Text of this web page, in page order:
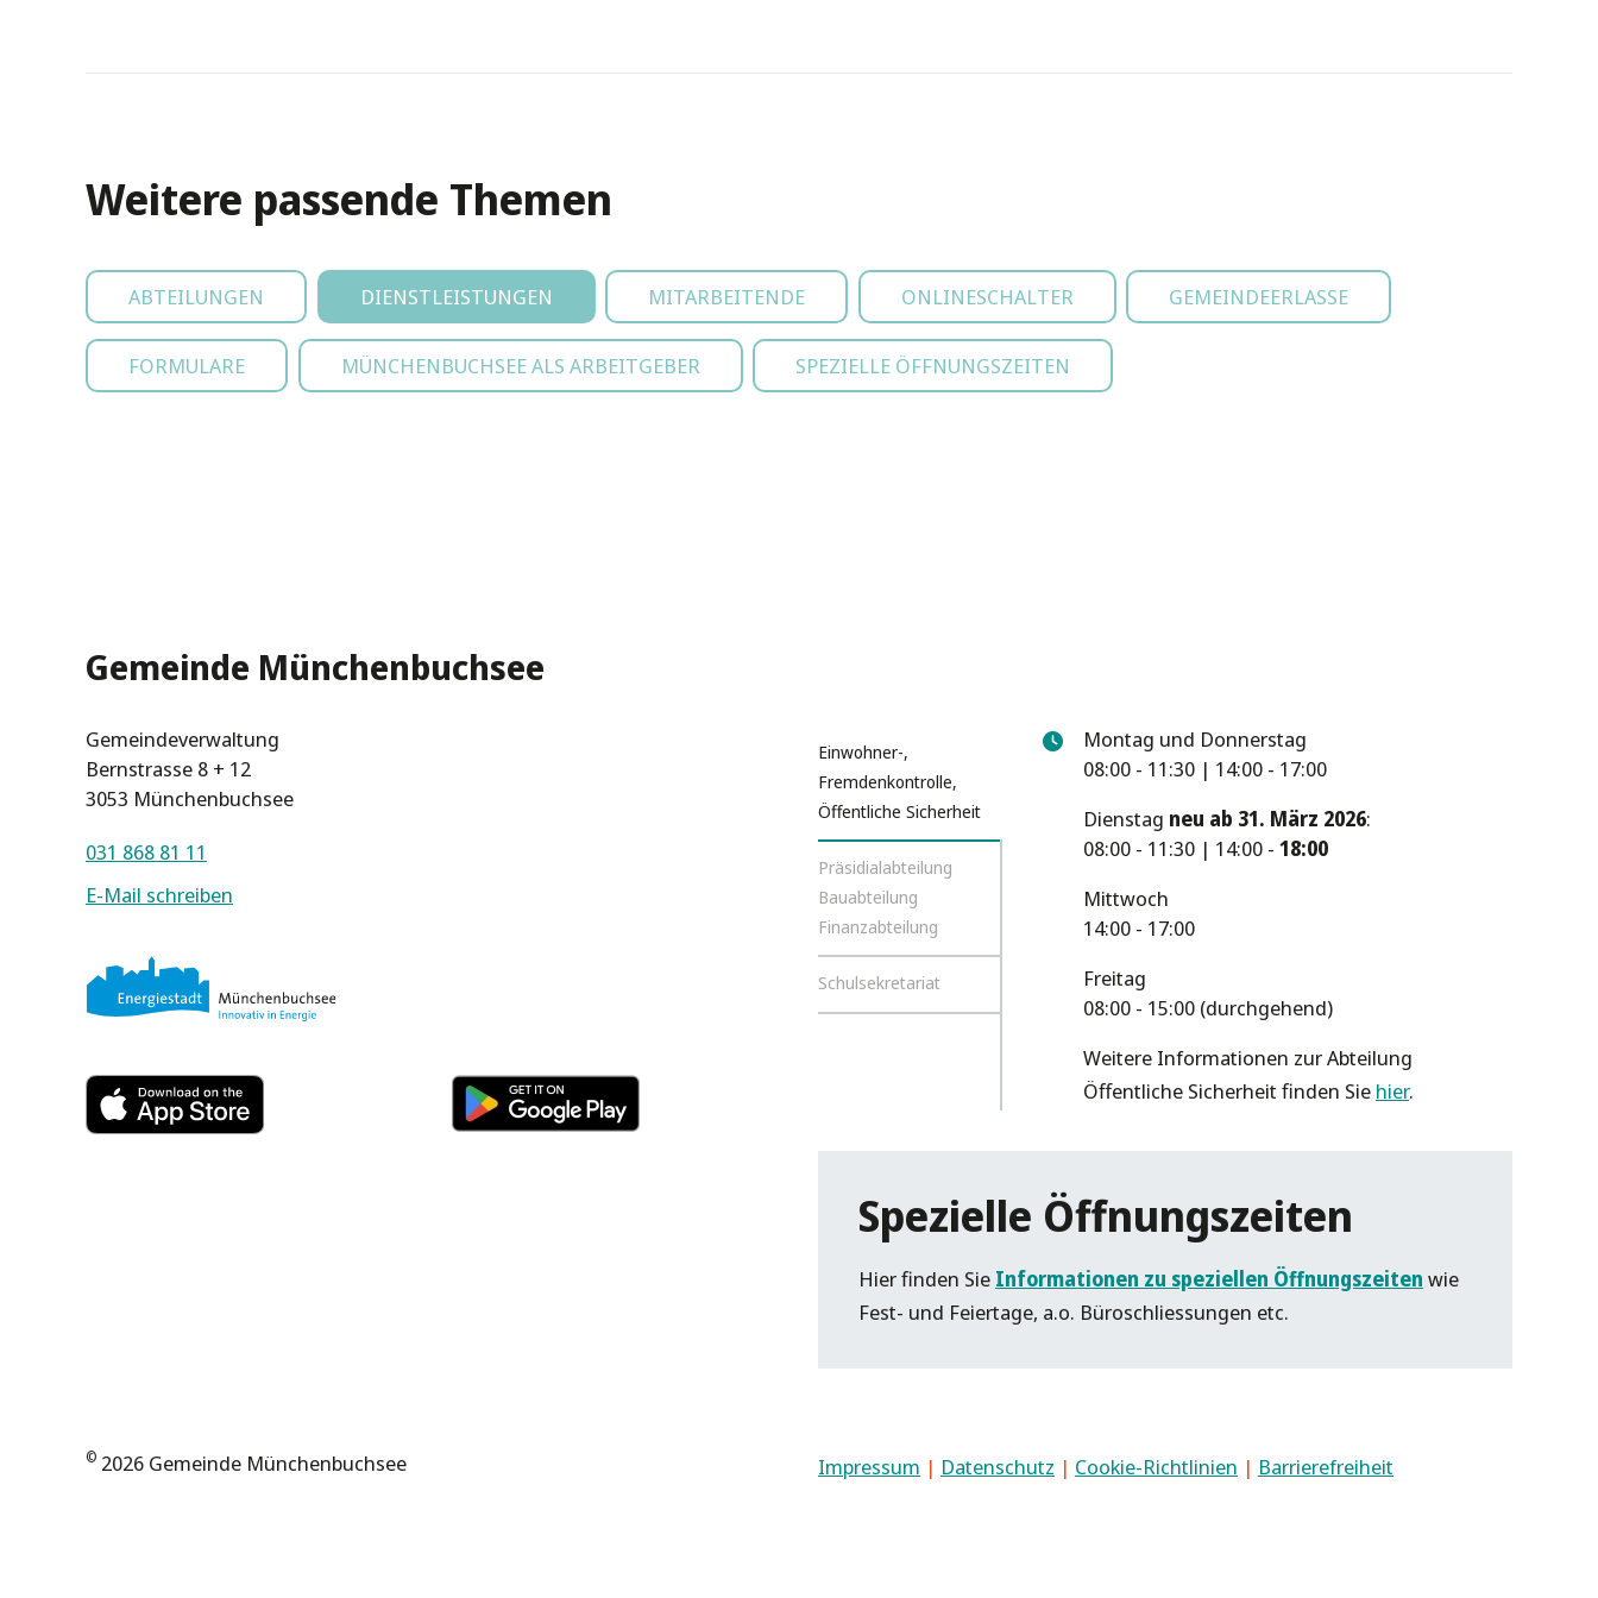
Weitere passende Themen
ABTEILUNGEN DIENSTLEISTUNGEN MITARBEITENDE ONLINESCHALTER GEMEINDEERLASSE
FORMULARE MÜNCHENBUCHSEE ALS ARBEITGEBER SPEZIELLE ÖFFNUNGSZEITEN
Gemeinde Münchenbuchsee
Gemeindeverwaltung
Bernstrasse 8 + 12
3053 Münchenbuchsee
031 868 81 11
E-Mail schreiben
Einwohner-,
Fremdenkontrolle,
Öffentliche Sicherheit
Präsidialabteilung
Bauabteilung
Finanzabteilung
Schulsekretariat
Montag und Donnerstag
08:00 - 11:30 | 14:00 - 17:00
Dienstag neu ab 31. März 2026:
08:00 - 11:30 | 14:00 -18:00
Mittwoch
14:00 - 17:00
Freitag
08:00 - 15:00 (durchgehend)
Weitere Informationen zur Abteilung
Öffentliche Sicherheit finden Siehier.
Spezielle Öffnungszeiten
Hier finden SieInformationen zu speziellen Öffnungszeitenwie
Fest- und Feiertage, a.o. Büroschliessungen etc.
© 2026 Gemeinde Münchenbuchsee Impressum | Datenschutz | Cookie-Richtlinien | Barrierefreiheit